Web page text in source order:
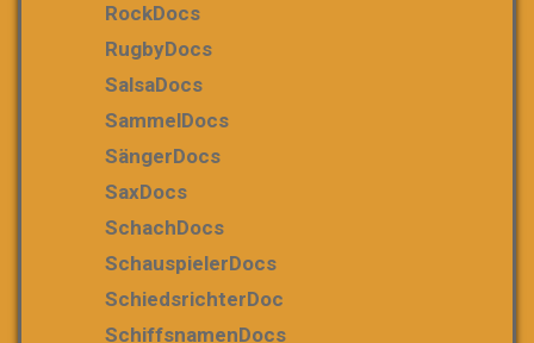
RockDocs
RugbyDocs
SalsaDocs
SammelDocs
SängerDocs
SaxDocs
SchachDocs
SchauspielerDocs
SchiedsrichterDoc
SchiffsnamenDocs